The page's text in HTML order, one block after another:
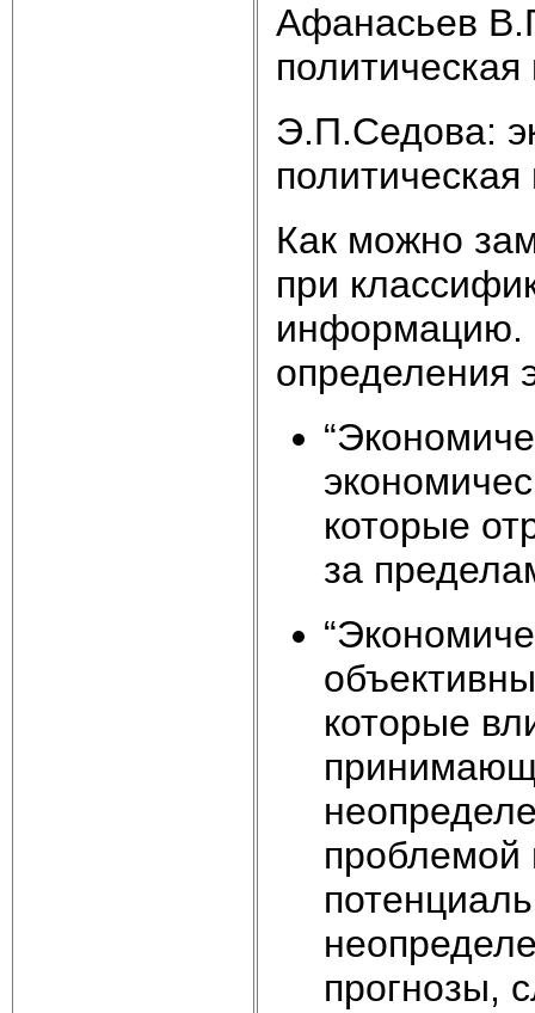
Афанасьев
Э.П.Седова:
Как можно
при
информацию.
определения
которые
за
которые
проблемой
прогнозы,